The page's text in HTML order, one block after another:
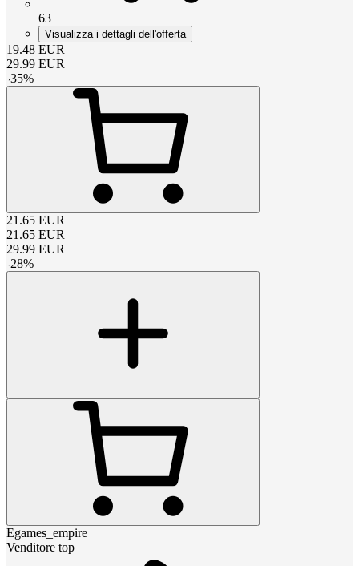
63
Visualizza i dettagli dell'offerta
19.48 EUR
29.99 EUR
-35%
21.65 EUR
21.65 EUR
29.99 EUR
-28%
Egames_empire
Venditore top